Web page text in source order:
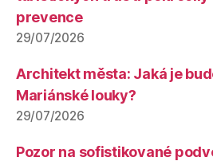
prevence
29/07/2026
Architekt města: Jaká je
Mariánské louky?
29/07/2026
Pozor na sofistikované